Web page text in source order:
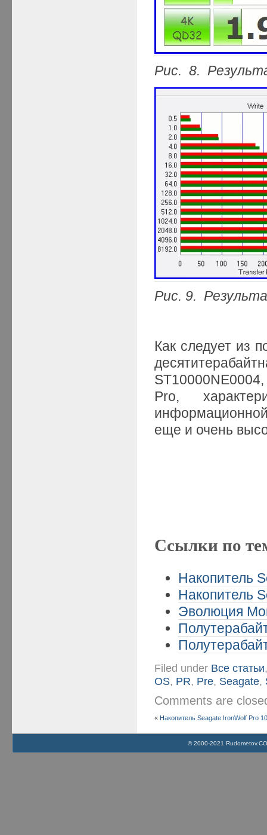
Рис. 8.
Рис. 9.
Как следует из
Pro,
еще и очень
Ссылки по
Накопитель
Накопитель
Эволюция
Filed under Все статьи
OS, PR, Pre, Seagate,
Comments are
« Накопитель Seagate IronWolf Pro
© 2000-2021